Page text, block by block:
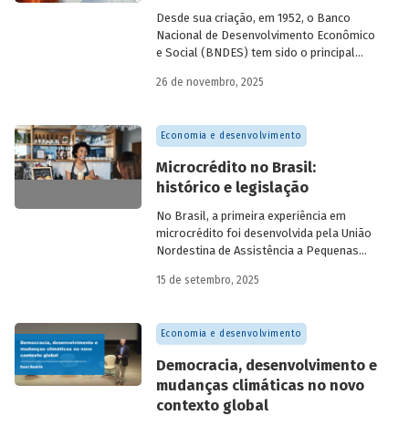
Desde sua criação, em 1952, o Banco
Nacional de Desenvolvimento Econômico
e Social (BNDES) tem sido o principal
brasileiro, ocupando um espaço central
momentos de crise, como as de 2008 e
da Covid-19, e no combate à emergência
climática. Para exercer esse papel, no
entanto, são necessárias sólidas fontes
de recursos.
26 de novembro, 2025
Economia e desenvolvimento
Microcrédito no Brasil:
histórico e legislação
No Brasil, a primeira experiência em
microcrédito foi desenvolvida pela União
Nordestina de Assistência a Pequenas
e Salvador (BA). Conhecida como
Na década de 1980, surgiram as primeiras
unidades da Rede Ceape e do Banco da
microempreendedores. Essas instituições
eram afiliadas a redes internacionais, tais
como: Acción Internacional, Banco
15 de setembro, 2025
Economia e desenvolvimento
Democracia, desenvolvimento e
mudanças climáticas no novo
contexto global